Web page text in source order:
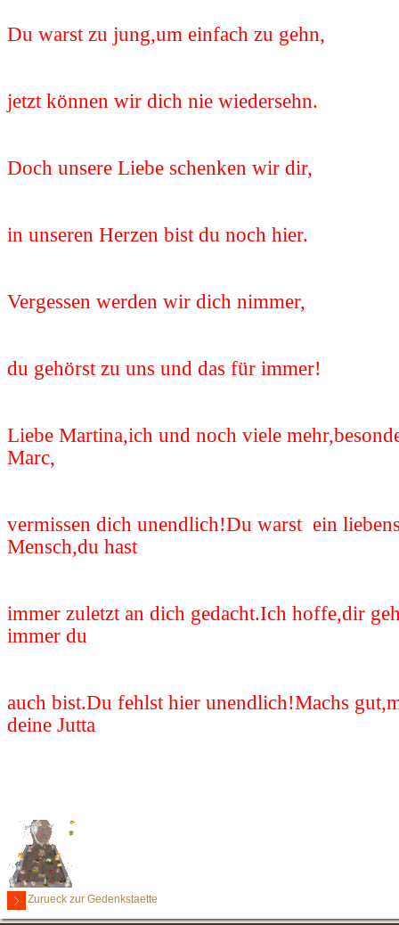
Du warst zu jung,um einfach zu gehn,
jetzt können wir dich nie wiedersehn.
Doch unsere Liebe schenken wir dir,
in unseren Herzen bist du noch hier.
Vergessen werden wir dich nimmer,
du gehörst zu uns und das für immer!
Liebe Martina,ich und noch viele
Marc,
vermissen dich unendlich!Du warst ein
Mensch,du hast
immer zuletzt an dich gedacht.Ich hoffe,dir
immer du
auch bist.Du fehlst hier unendlich!Machs
deine Jutta
Zurueck zur Gedenkstaette